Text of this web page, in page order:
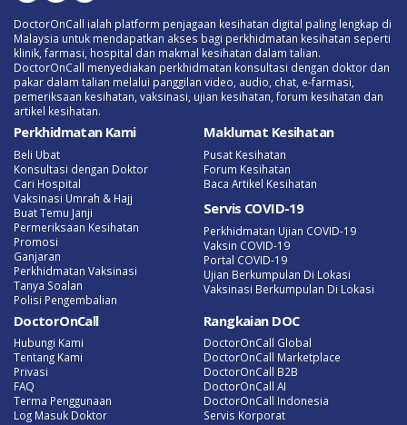
DoctorOnCall ialah platform penjagaan kesihatan digital paling lengkap di
Malaysia untuk mendapatkan akses bagi perkhidmatan kesihatan seperti
klinik, farmasi, hospital dan makmal kesihatan dalam talian.
DoctorOnCall menyediakan perkhidmatan konsultasi dengan doktor dan
pakar dalam talian melalui panggilan video, audio, chat, e-farmasi,
pemeriksaan kesihatan, vaksinasi, ujian kesihatan, forum kesihatan dan
artikel kesihatan.
Perkhidmatan Kami
Beli Ubat
Konsultasi dengan Doktor
Cari Hospital
Vaksinasi Umrah & Hajj
Buat Temu Janji
Permeriksaan Kesihatan
Promosi
Ganjaran
Perkhidmatan Vaksinasi
Tanya Soalan
Polisi Pengembalian
Maklumat Kesihatan
Pusat Kesihatan
Forum Kesihatan
Baca Artikel Kesihatan
Servis COVID-19
Perkhidmatan Ujian COVID-19
Vaksin COVID-19
Portal COVID-19
Ujian Berkumpulan Di Lokasi
Vaksinasi Berkumpulan Di Lokasi
DoctorOnCall
Hubungi Kami
Tentang Kami
Privasi
FAQ
Terma Penggunaan
Log Masuk Doktor
Rangkaian DOC
DoctorOnCall Global
DoctorOnCall Marketplace
DoctorOnCall B2B
DoctorOnCall AI
DoctorOnCall Indonesia
Servis Korporat